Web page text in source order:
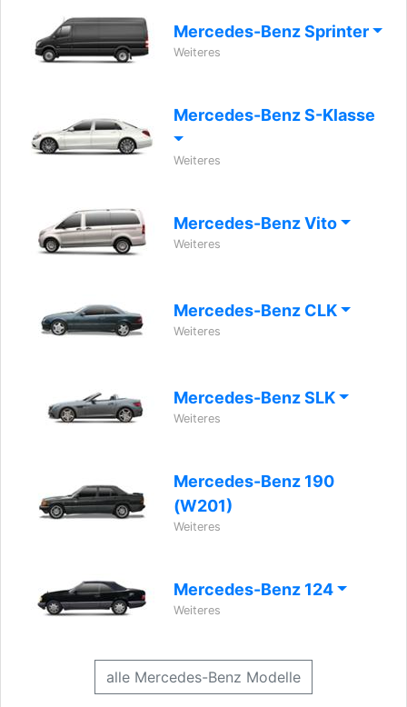
Mercedes-Benz Sprinter
Weiteres
Mercedes-Benz S-Klasse
Weiteres
Mercedes-Benz Vito
Weiteres
Mercedes-Benz CLK
Weiteres
Mercedes-Benz SLK
Weiteres
Mercedes-Benz 190
(W201)
Weiteres
Mercedes-Benz 124
Weiteres
alle Mercedes-Benz Modelle